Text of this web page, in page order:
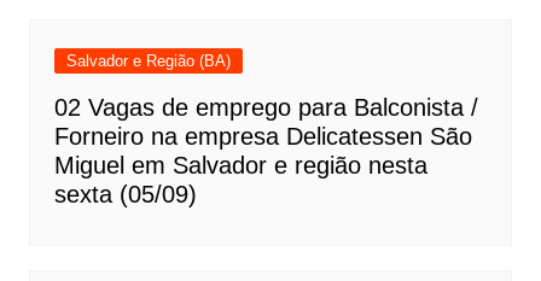
Salvador e Região (BA)
02 Vagas de emprego para Balconista /
Forneiro na empresa Delicatessen São
Miguel em Salvador e região nesta
sexta (05/09)